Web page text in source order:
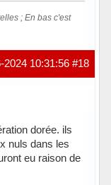
; En bas c'est
#18
2024 10:31:56
dorée. ils
nuls dans les
eu raison de